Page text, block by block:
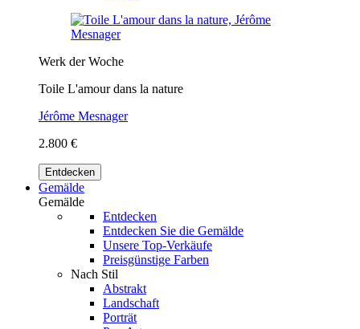
Werk der Woche
Toile L'amour dans la nature
Jérôme Mesnager
2.800 €
Entdecken
Gemälde
Gemälde
Entdecken
Entdecken Sie die Gemälde
Unsere Top-Verkäufe
Preisgünstige Farben
Nach Stil
Abstrakt
Landschaft
Porträt